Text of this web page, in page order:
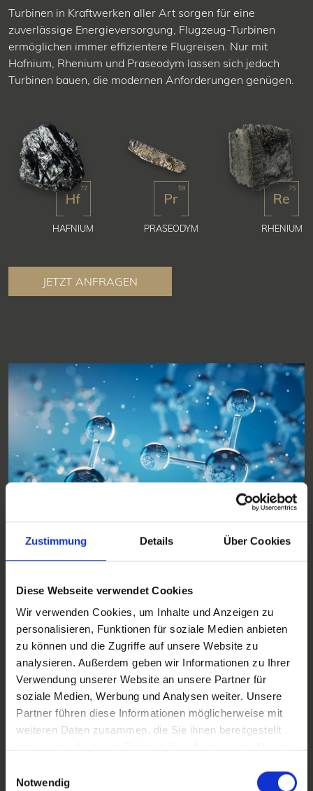
Zustimmung Details Über Cookies
Diese Webseite verwendet Cookies
Wir verwenden Cookies, um Inhalte und Anzeigen zu
personalisieren, Funktionen für soziale Medien anbieten
zu können und die Zugriffe auf unsere Website zu
analysieren. Außerdem geben wir Informationen zu Ihrer
Verwendung unserer Website an unsere Partner für
soziale Medien, Werbung und Analysen weiter. Unsere
Partner führen diese Informationen möglicherweise mit
weiteren Daten zusammen, die Sie ihnen bereitgestellt
Notwendig
Turbinen in Kraftwerken aller Art sorgen für eine
zuverlässige Energieversorgung, Flugzeug-Turbinen
ermöglichen immer effizientere Flugreisen. Nur mit
Hafnium, Rhenium und Praseodym lassen sich jedoch
Turbinen bauen, die modernen Anforderungen genügen.
HAFNIUM PRASEODYM RHENIUM
JETZT ANFRAGEN
WASSERSTOFFTECHNIK
Auch die Wasserstofftechnik ist für eine emissionsfreie
Energiegewinnung essenziell. Nur mit Platin, Ruthenium
und Iridium hat z. B. auch das Wasserstoffauto Zukunft.
Die genannten Metalle werden u. a. als Speichermaterial
für Wasserstoff benötigt.